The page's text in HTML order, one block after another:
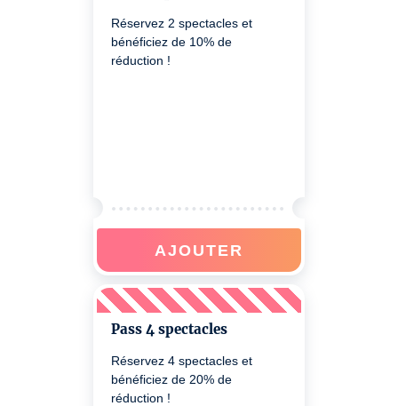
Réservez 2 spectacles et
bénéficiez de 10% de
réduction !
AJOUTER
Pass 4 spectacles
Réservez 4 spectacles et
bénéficiez de 20% de
réduction !